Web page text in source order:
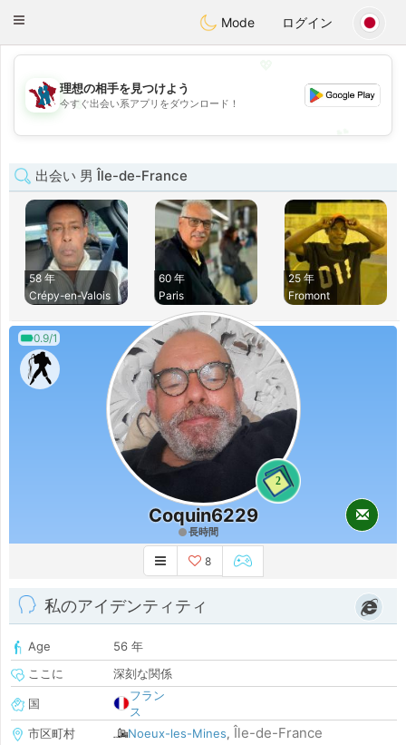
Taimerais
Toggle
Mode ログイン
💖
💕
理想の相手を見つけよう
今すぐ出会い系アプリをダウンロード！
出会い 男 Île-de-France
58 年
Crépy-en-Valois
60 年
Paris
25 年
Fromont
0.9/1
2
Coquin6229
長時間
8
私のアイデンティティ
Age
56 年
ここに
深刻な関係
国
フラン
ス
市区町村
Noeux-les-Mines, Île-de-France